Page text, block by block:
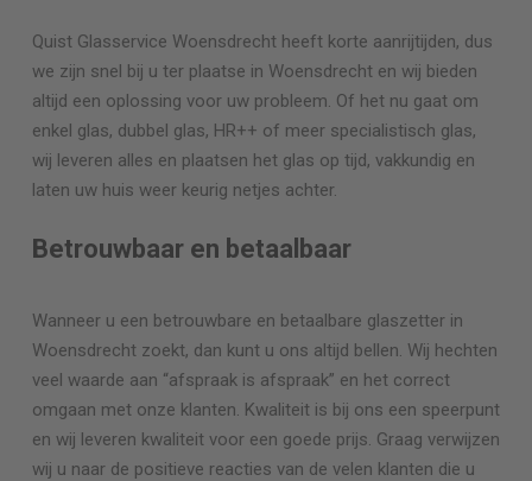
Quist Glasservice Woensdrecht heeft korte aanrijtijden, dus
we zijn snel bij u ter plaatse in Woensdrecht en wij bieden
altijd een oplossing voor uw probleem. Of het nu gaat om
enkel glas, dubbel glas, HR++ of meer specialistisch glas,
wij leveren alles en plaatsen het glas op tijd, vakkundig en
laten uw huis weer keurig netjes achter.
Betrouwbaar en betaalbaar
Wanneer u een betrouwbare en betaalbare glaszetter in
Woensdrecht zoekt, dan kunt u ons altijd bellen. Wij hechten
veel waarde aan “afspraak is afspraak” en het correct
omgaan met onze klanten. Kwaliteit is bij ons een speerpunt
en wij leveren kwaliteit voor een goede prijs. Graag verwijzen
wij u naar de positieve reacties van de velen klanten die u